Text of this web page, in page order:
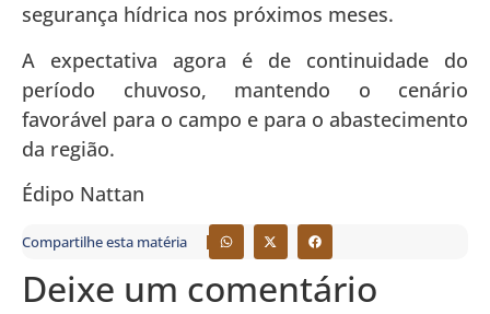
segurança hídrica nos próximos meses.
A expectativa agora é de continuidade do
período chuvoso, mantendo o cenário
favorável para o campo e para o abastecimento
da região.
Édipo Nattan
Compartilhe esta matéria
Deixe um comentário